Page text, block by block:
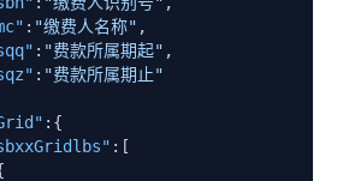
: "缴费人名称" ,
: "费款所属期起" ,
: "费款所属期止"
: {
: [